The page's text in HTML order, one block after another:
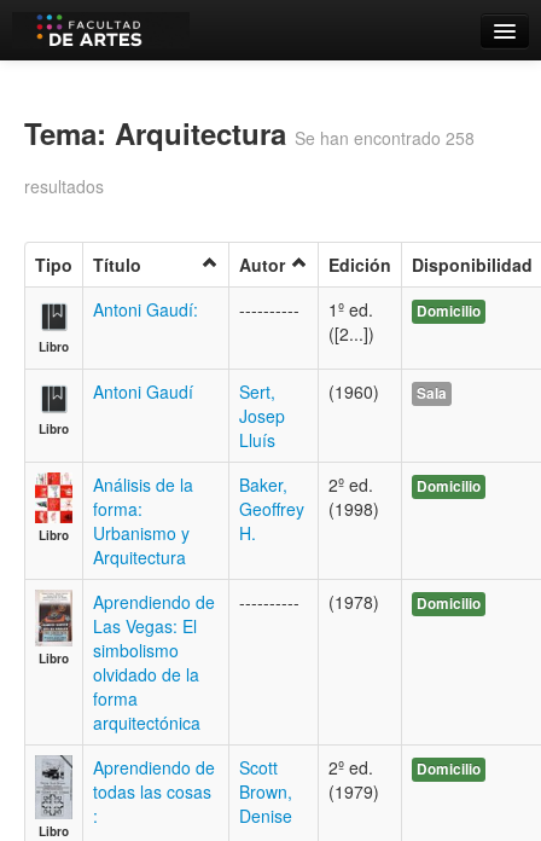
Búsqueda Avanzada
Contacto
Iniciar sesión
Tema: Arquitectura Se han encontrado 258
resultados
Tipo Título Autor Edición Disponibilidad
Libro
Antoni Gaudí: ----------
1º ed.
([2...])
Domicilio
Libro
Antoni Gaudí
Sert,
Josep
Lluís
(1960) Sala
Libro
Análisis de la
forma:
Urbanismo y
Arquitectura
Baker,
Geoffrey
H.
2º ed.
(1998)
Domicilio
Libro
Aprendiendo de
Las Vegas: El
simbolismo
olvidado de la
forma
arquitectónica
---------- (1978) Domicilio
Libro
Aprendiendo de
todas las cosas
:
Scott
Brown,
Denise
2º ed.
(1979)
Domicilio